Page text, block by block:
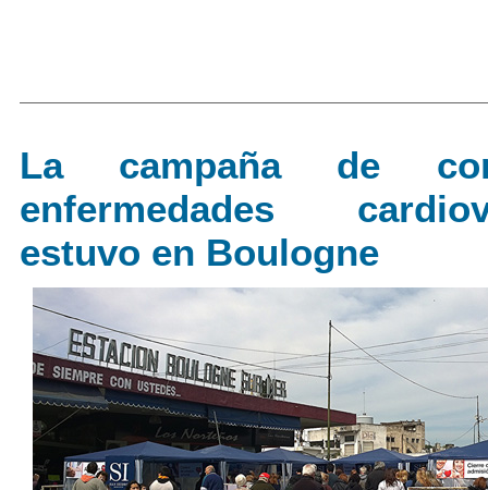
La campaña de
enfermedades
estuvo en Boulogne